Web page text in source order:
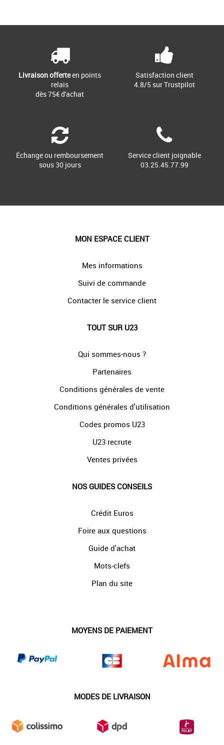
Livraison offerteen points
relais
dès 75€ d'achat
Satisfaction client
4.8/5 sur Trustpilot
Échange ou remboursement
sous 30 jours
Service client joignable
03.25.45.77.99
MON ESPACE CLIENT
Mes informations
Suivi de commande
Contacter le service client
TOUT SUR U23
Qui sommes-nous ?
Partenaires
Conditions générales de vente
Conditions générales d'utilisation
Codes promos U23
U23 recrute
Ventes privées
NOS GUIDES CONSEILS
Crédit Euros
Foire aux questions
Guide d'achat
Mots-clefs
Plan du site
MOYENS DE PAIEMENT
MODES DE LIVRAISON